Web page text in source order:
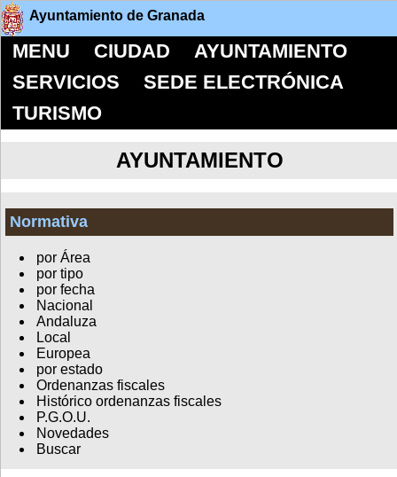
Ayuntamiento de Granada
MENU CIUDAD
AYUNTAMIENTO
SERVICIOS
SEDE ELECTRÓNICA
TURISMO
AYUNTAMIENTO
Normativa
por Área
por tipo
por fecha
Nacional
Andaluza
Local
Europea
por estado
Ordenanzas fiscales
Histórico ordenanzas fiscales
P.G.O.U.
Novedades
Buscar